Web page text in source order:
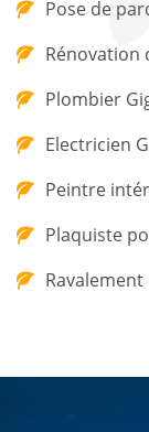
Pose de
Rénovation
Plombier
Electricien
Peintre
Plaquiste